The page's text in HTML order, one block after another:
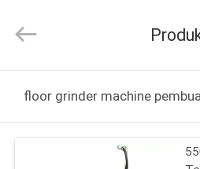
RUMAH
PRODUK
Industry
Co.,Ltd.
Reserved.
floor grinder machine